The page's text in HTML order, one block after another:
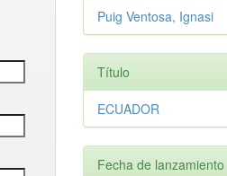
Puig Ventosa, Ignasi
Título
ECUADOR
Fecha de lanzamiento